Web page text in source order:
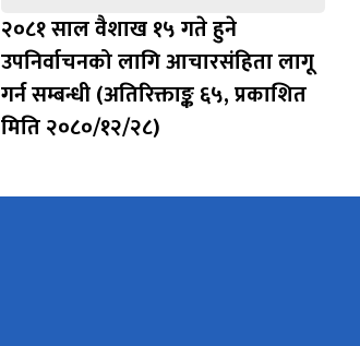
२०८१ साल वैशाख १५ गते हुने
उपनिर्वाचनको लागि आचारसंहिता लागू
गर्न सम्बन्धी (अतिरिक्ताङ्क ६५, प्रकाशित
मिति २०८०/१२/२८)